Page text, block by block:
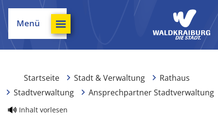
Menü
Startseite Stadt & Verwaltung
Rathaus
Stadtverwaltung
Ansprechpartner Stadtverwaltung
Inhalt vorlesen